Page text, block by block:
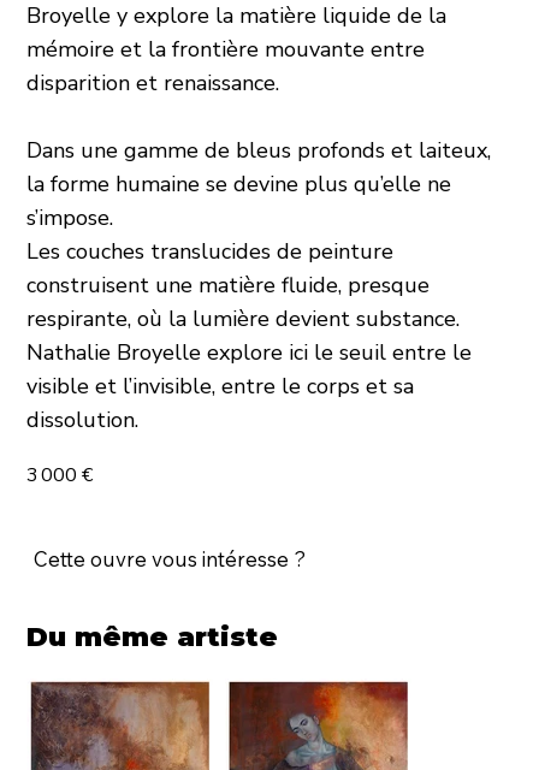
Broyelle y explore la matière liquide de la
mémoire et la frontière mouvante entre
disparition et renaissance.
Dans une gamme de bleus profonds et laiteux,
la forme humaine se devine plus qu’elle ne
s’impose.
Les couches translucides de peinture
construisent une matière fluide, presque
respirante, où la lumière devient substance.
Nathalie Broyelle explore ici le seuil entre le
visible et l’invisible, entre le corps et sa
dissolution.
3 000 €
Cette ouvre vous intéresse ?
Du même artiste